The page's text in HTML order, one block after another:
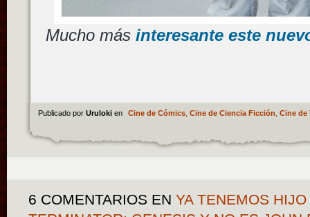
Mucho másinteresante este
Publicado por Uruloki en Cine de Cómics, Cine de Ciencia Ficción Cine de
6 COMENTARIOS EN YA TENEMOS